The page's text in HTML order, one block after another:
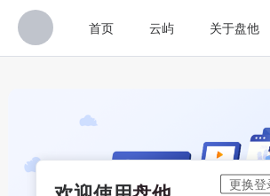
首页 云屿 关于盘他